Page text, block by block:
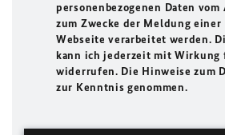
personenbezogenen Daten
zum Zwecke der Meldung
Webseite verarbeitet werden.
kann ich jederzeit mit
widerrufen. Die Hinweise zum
zur Kenntnis genommen.